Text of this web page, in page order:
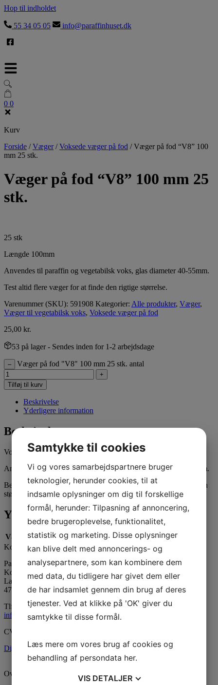
Hop til indholdet
55 34 05 05 info@paraffinhuset.dk
0 0
Kurv
Forside /Væger /Voksede væger på fod /Væger på fod “V8” 100
mm 25 stk.
Væger på fod “V8” 100 mm 25
stk.
25 stk
Længde 100mm
Anvendes til paraffin og vegetabilsk voks, glas diameter 40-55mm.
Test altid flere væger for at finde den rigtige størrelse.
Varenummer (SKU): 591908 Kategorier: Alle produkter, Væger,
Væger til vegetabilsk voks, Voksede væger på fod
25,00 kr.
53 på lager - Sendes inden for 1-2 arbejdsdage
– Væger på fod "V8" 100 mm 25 stk. antal
+
Tilføj til kurv
Beskrivelse
Yderligere information
Beskrivelse
Voksede væger på fod, 100 mm.
Anvendes til paraffin og vegetabilsk voks, glas diameter 40-55mm.
Benyt Wedo Wicks vægekonfigurator hvis du er i tvivl om hvilken
størrelse væge du skal anvende.
Yderligere information
Vægt
0,2 kg
Kontaktinformation
Paraffinhuset A/S
Kontor: Orevej 211
Lager: Tandhjulet 5
4760 Vordingborg
Tlf:
55 34 05 05
info@paraffinhuset.dk
CVR: 37290505
Digital fortrydelsesformular
Oversigt
Samtykke til cookies
Vi og vores samarbejdspartnere bruger
teknologier, herunder cookies, til at
indsamle oplysninger om dig til forskellige
formål, herunder: Tilpasning af annoncering,
bedre brugeroplevelse, funktionalitet,
statistik og marketing. Disse oplysninger
kan blive delt med annoncerings- og
analysepartnere, som kan kombinere dem
med data, du tidligere har givet dem eller
de har indsamlet gennem din brug af deres
tjenester. Ved at klikke på 'OK' giver du
samtykke til disse formål.
Læs mere om vores brug af cookies og
behandling af persondata her.
VIS DETALJER